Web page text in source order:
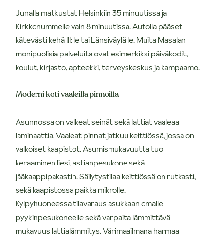
Junalla matkustat Helsinkiin 35 minuutissa ja
Kirkkonummelle vain 8 minuutissa. Autolla pääset
kätevästi kehä III:lle tai Länsiväylälle. Muita Masalan
monipuolisia palveluita ovat esimerkiksi päiväkodit,
koulut, kirjasto, apteekki, terveyskeskus ja kampaamo.
Moderni koti vaaleilla pinnoilla
Asunnossa on valkeat seinät sekä lattiat vaaleaa
laminaattia. Vaaleat pinnat jatkuu keittiössä, jossa on
valkoiset kaapistot. Asumismukavuutta tuo
keraaminen liesi, astianpesukone sekä
jääkaappipakastin. Säilytystilaa keittiössä on rutkasti,
sekä kaapistossa paikka mikrolle.
Kylpyhuoneessa tilavaraus asukkaan omalle
pyykinpesukoneelle sekä varpaita lämmittävä
mukavuus lattialämmitys. Värimaailmana harmaa